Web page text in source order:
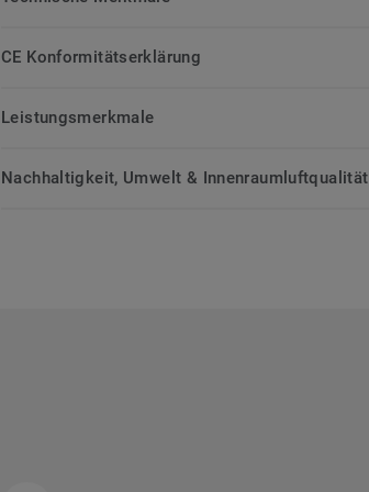
CE Konformitätserklärung
Leistungsmerkmale
Nachhaltigkeit, Umwelt & Innenraumluftqualität